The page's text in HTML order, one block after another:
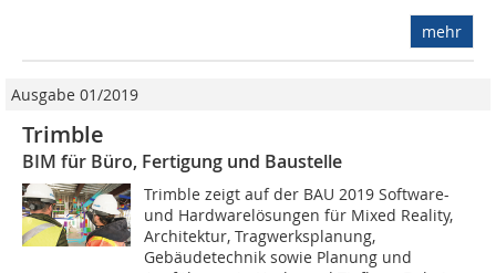
mehr
Ausgabe 01/2019
Trimble
BIM für Büro, Fertigung und Baustelle
Trimble zeigt auf der BAU 2019 Software-
und Hardwarelösungen für Mixed Reality,
Architektur, Tragwerksplanung,
Gebäudetechnik sowie Planung und